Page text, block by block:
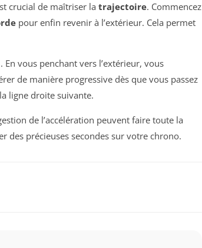
crucial de maîtriser la trajectoire. Commencez
pour enfin revenir à l’extérieur. Cela permet
. En vous penchant vers l’extérieur, vous
de manière progressive dès que vous passez
ligne droite suivante.
de l’accélération peuvent faire toute la
des précieuses secondes sur votre chrono.